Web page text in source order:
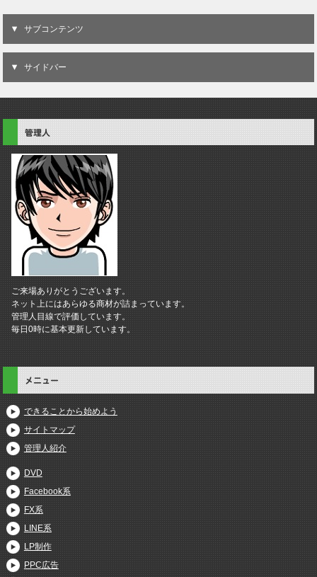
サブコンテンツ
サイドバー
管理人
ご来場ありがとうございます。
ネット上にはあらゆる商材が詰まっています。
管理人目線で評価しています。
毎日0時に基本更新しています。
メニュー
できることから始めよう
サイトマップ
管理人紹介
DVD
Facebook系
FX系
LINE系
LP制作
PPC広告